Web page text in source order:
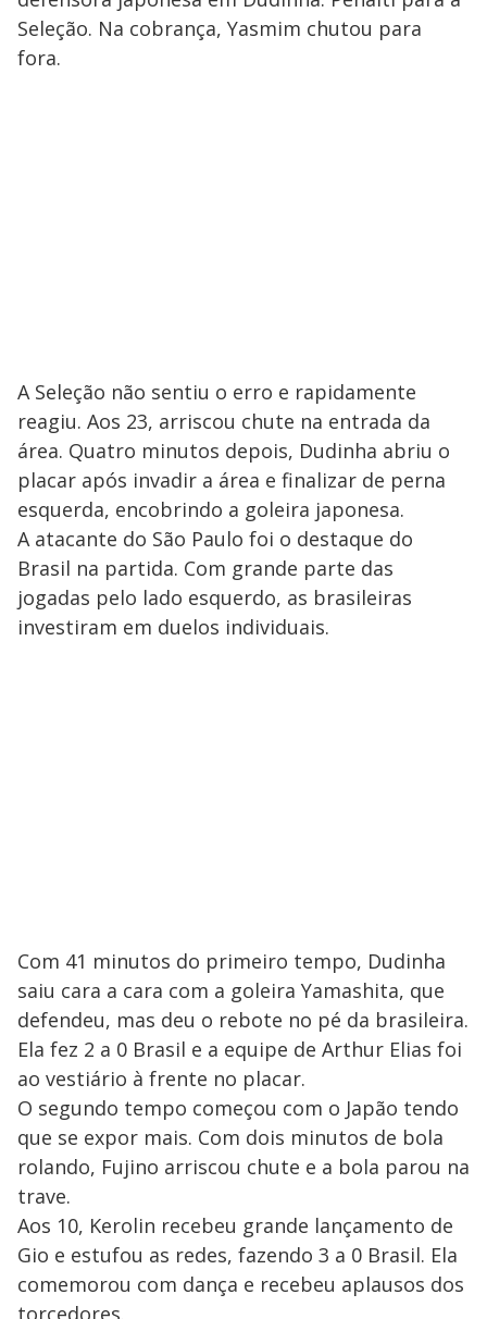
Seleção. Na cobrança, Yasmim chutou para
fora.
A Seleção não sentiu o erro e rapidamente
reagiu. Aos 23, arriscou chute na entrada da
área. Quatro minutos depois, Dudinha abriu o
placar após invadir a área e finalizar de perna
esquerda, encobrindo a goleira japonesa.
A atacante do São Paulo foi o destaque do
Brasil na partida. Com grande parte das
jogadas pelo lado esquerdo, as brasileiras
investiram em duelos individuais.
Com 41 minutos do primeiro tempo, Dudinha
saiu cara a cara com a goleira Yamashita, que
defendeu, mas deu o rebote no pé da brasileira.
Ela fez 2 a 0 Brasil e a equipe de Arthur Elias foi
ao vestiário à frente no placar.
O segundo tempo começou com o Japão tendo
que se expor mais. Com dois minutos de bola
rolando, Fujino arriscou chute e a bola parou na
trave.
Aos 10, Kerolin recebeu grande lançamento de
Gio e estufou as redes, fazendo 3 a 0 Brasil. Ela
comemorou com dança e recebeu aplausos dos
torcedores.